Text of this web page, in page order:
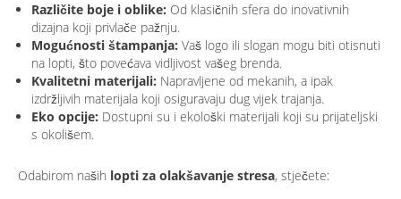
Različite boje i oblike: Od klasičnih sfera do inovativnih
dizajna koji privlače pažnju.
Mogućnosti štampanja: Vaš logo ili slogan mogu biti otisnuti
na lopti, što povećava vidljivost vašeg brenda.
Kvalitetni materijali: Napravljene od mekanih, a ipak
izdržljivih materijala koji osiguravaju dug vijek trajanja.
Eko opcije: Dostupni su i ekološki materijali koji su prijateljski
s okolišem.
Odabirom naših lopti za olakšavanje stresa, stječete: